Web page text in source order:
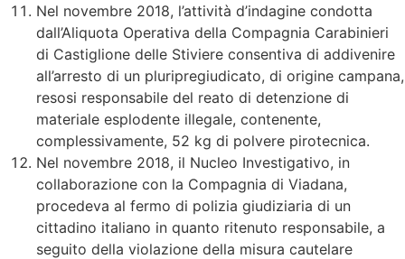
Nel novembre 2018, l’attività d’indagine condotta
dall’Aliquota Operativa della Compagnia Carabinieri
di Castiglione delle Stiviere consentiva di addivenire
all’arresto di un pluripregiudicato, di origine campana,
resosi responsabile del reato di detenzione di
materiale esplodente illegale, contenente,
complessivamente, 52 kg di polvere pirotecnica.
Nel novembre 2018, il Nucleo Investigativo, in
collaborazione con la Compagnia di Viadana,
procedeva al fermo di polizia giudiziaria di un
cittadino italiano in quanto ritenuto responsabile, a
seguito della violazione della misura cautelare